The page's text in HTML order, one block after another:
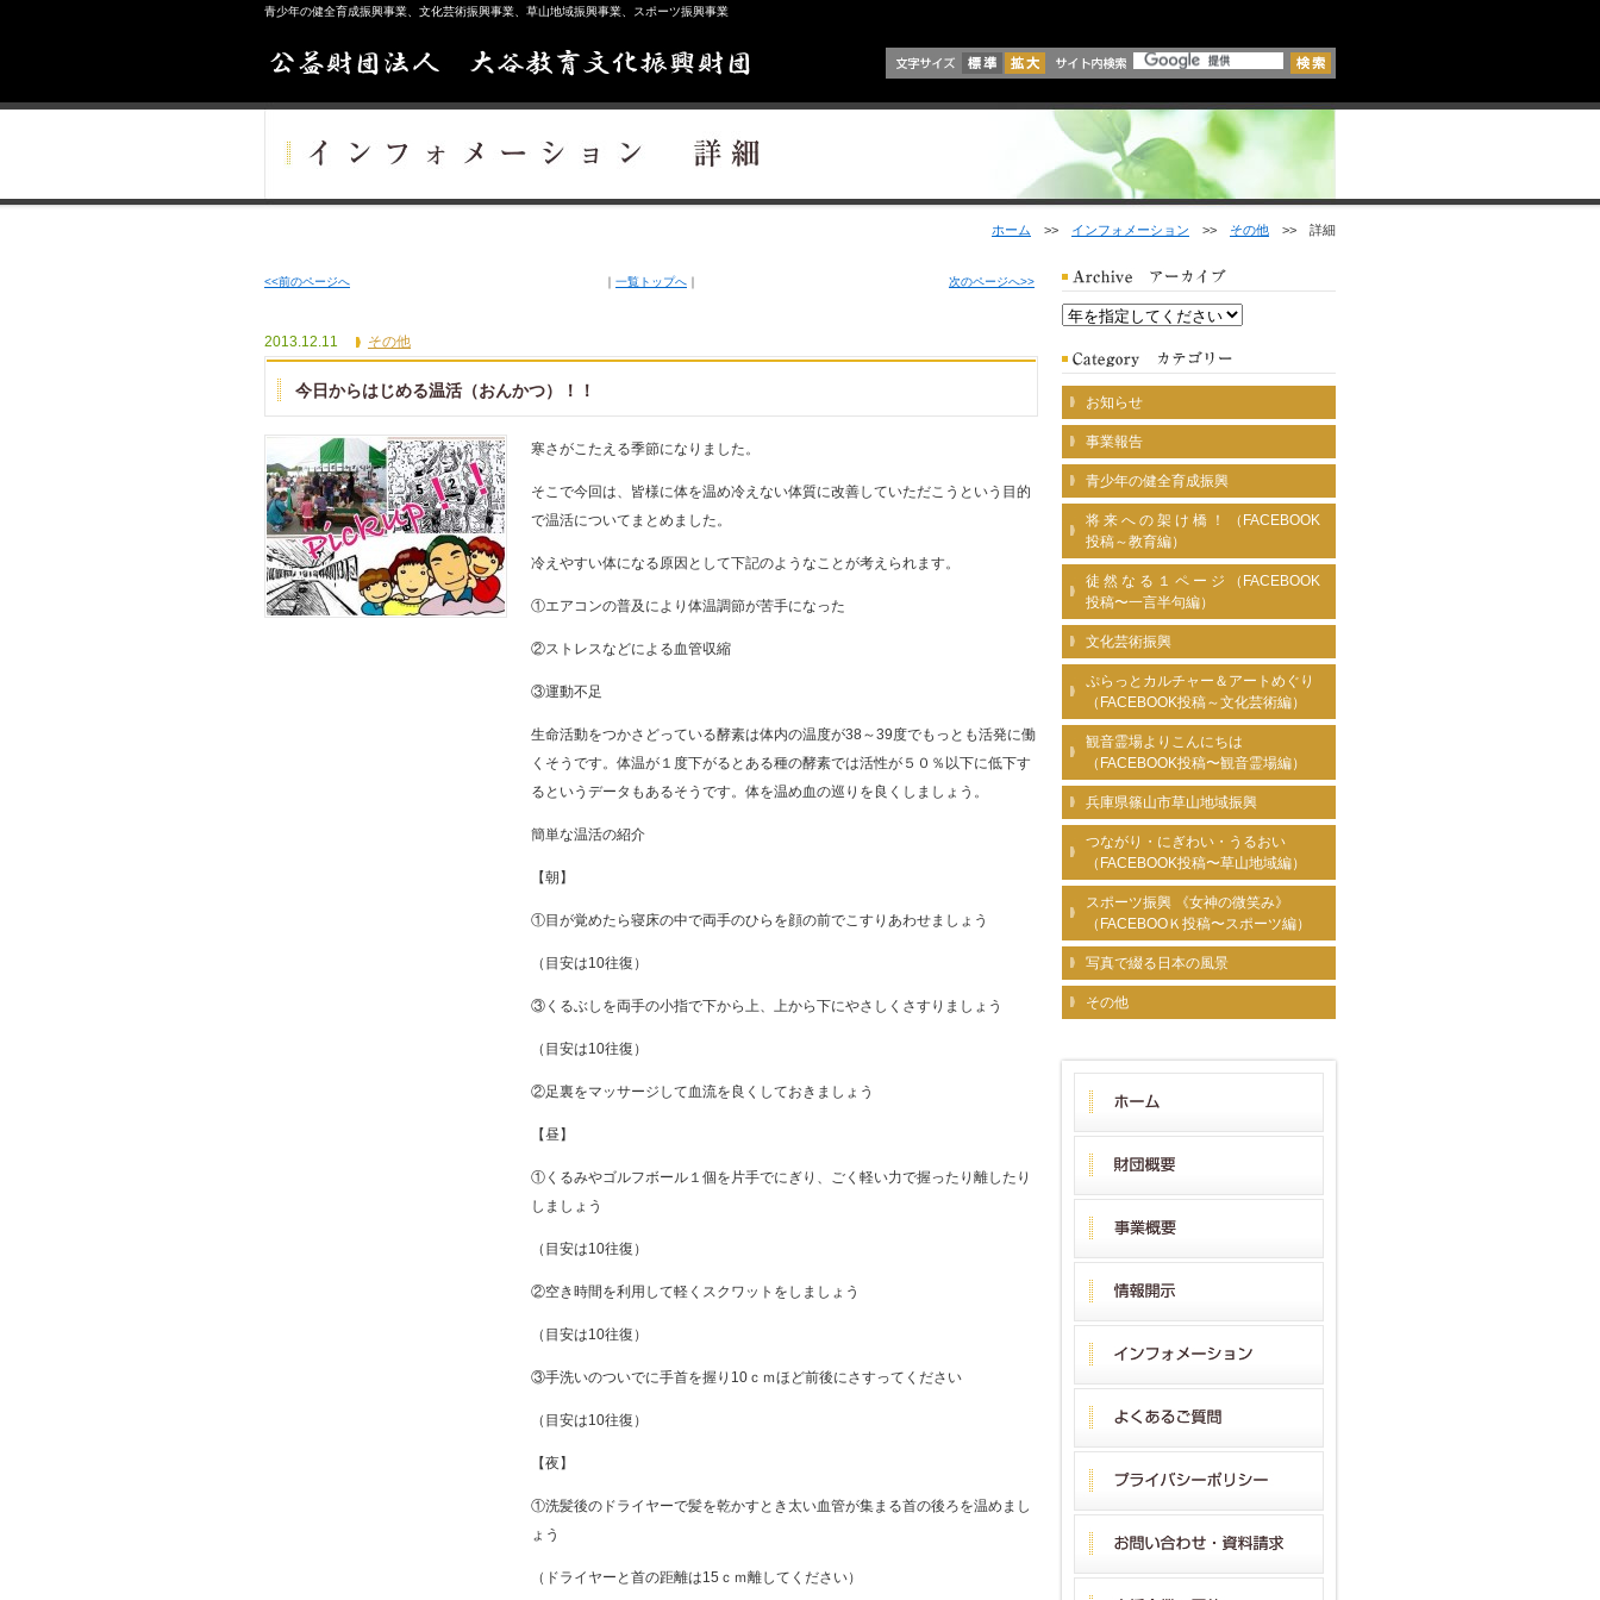
青少年の健全育成振興事業、文化芸術振興事業、草山地域振興事業、スポーツ振興事業
ホーム >> インフォメーション >> その他 >> 詳細
<<前のページへ ｜ 一覧トップへ ｜ 次のページへ>>
2013.12.11 その他
今日からはじめる温活（おんかつ）！！
寒さがこたえる季節になりました。
そこで今回は、皆様に体を温め冷えない体質に改善していただこうという目的
で温活についてまとめました。
冷えやすい体になる原因として下記のようなことが考えられます。
①エアコンの普及により体温調節が苦手になった
②ストレスなどによる血管収縮
③運動不足
生命活動をつかさどっている酵素は体内の温度が38～39度でもっとも活発に働
くそうです。体温が１度下がるとある種の酵素では活性が５０％以下に低下す
るというデータもあるそうです。体を温め血の巡りを良くしましょう。
簡単な温活の紹介
【朝】
①目が覚めたら寝床の中で両手のひらを顔の前でこすりあわせましょう
（目安は10往復）
③くるぶしを両手の小指で下から上、上から下にやさしくさすりましょう
（目安は10往復）
②足裏をマッサージして血流を良くしておきましょう
【昼】
①くるみやゴルフボール１個を片手でにぎり、ごく軽い力で握ったり離したり
しましょう
（目安は10往復）
②空き時間を利用して軽くスクワットをしましょう
（目安は10往復）
③手洗いのついでに手首を握り10ｃｍほど前後にさすってください
（目安は10往復）
【夜】
①洗髪後のドライヤーで髪を乾かすとき太い血管が集まる首の後ろを温めまし
ょう
（ドライヤーと首の距離は15ｃｍ離してください）
お知らせ
事業報告
青少年の健全育成振興
将 来 へ の 架 け 橋 ！ （FACEBOOK
投稿～教育編）
徒 然 な る １ ペ ー ジ （FACEBOOK
投稿〜一言半句編）
文化芸術振興
ぷらっとカルチャー＆アートめぐり
（FACEBOOK投稿～文化芸術編）
観音霊場よりこんにちは
（FACEBOOK投稿〜観音霊場編）
兵庫県篠山市草山地域振興
つながり・にぎわい・うるおい
（FACEBOOK投稿〜草山地域編）
スポーツ振興 《女神の微笑み》
（FACEBOOＫ投稿〜スポーツ編）
写真で綴る日本の風景
その他